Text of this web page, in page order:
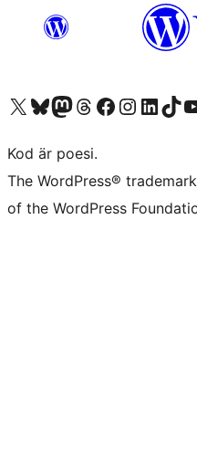
Besök vår X-konto (f.d. Twitter)
Besök vårt Bluesky-konto
Besök vårt Mastodon-konto
Besök vårt Thread-konto
Besök vår Facebook-sidaBesök vårt Instagram-konto
Besök vårt LinkedIn-konto
Besök vårt
Kod är poesi.
The WordPress®
of the WordPress